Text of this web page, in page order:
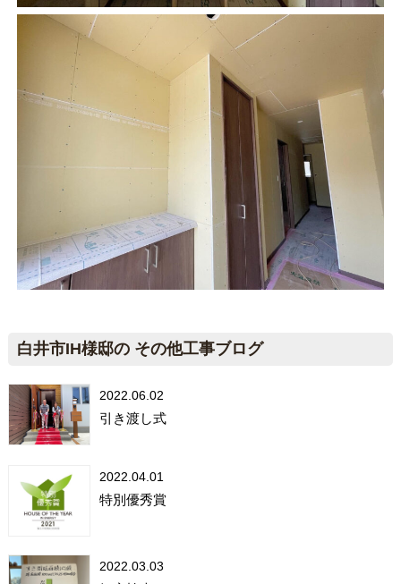
白井市IH様邸の その他工事ブログ
2022.06.02
引き渡し式
2022.04.01
特別優秀賞
2022.03.03